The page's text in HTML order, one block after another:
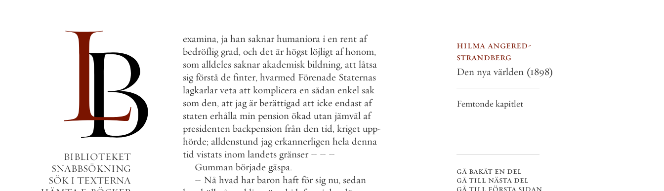
BIBLIOTEKET
SNABBSÖKNING
SÖK I TEXTERNA
examina, ja han saknar humaniora i en rent af
bedröflig grad, och det är högst löjligt af honom,
som alldeles saknar akademisk bildning, att låtsa
sig förstå de finter, hvarmed Förenade Staternas
lagkarlar veta att komplicera en sådan enkel sak
som den, att jag är berättigad att icke endast af
staten erhålla min pension ökad utan jämväl af
presidenten backpension från den tid, kriget upp-
hörde; alldenstund jag erkannerligen hela denna
tid vistats inom landets gränser – – –
Gumman började gäspa.
– Nå hvad har baron haft för sig nu, sedan
hilma angered-
strandberg
Den nya världen (1898)
Femtonde kapitlet
gå bakåt en del
gå till nästa del
gå till första sidan